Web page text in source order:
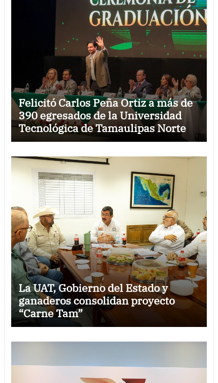
Felicitó Carlos Peña Ortiz a más de
390 egresados de la Universidad
Tecnológica de Tamaulipas Norte
La UAT, Gobierno del Estado y
ganaderos consolidan proyecto
“Carne Tam”